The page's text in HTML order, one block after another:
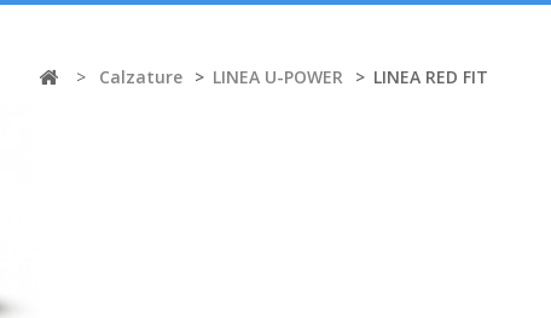
> Calzature > LINEA U-POWER > LINEA RED FIT